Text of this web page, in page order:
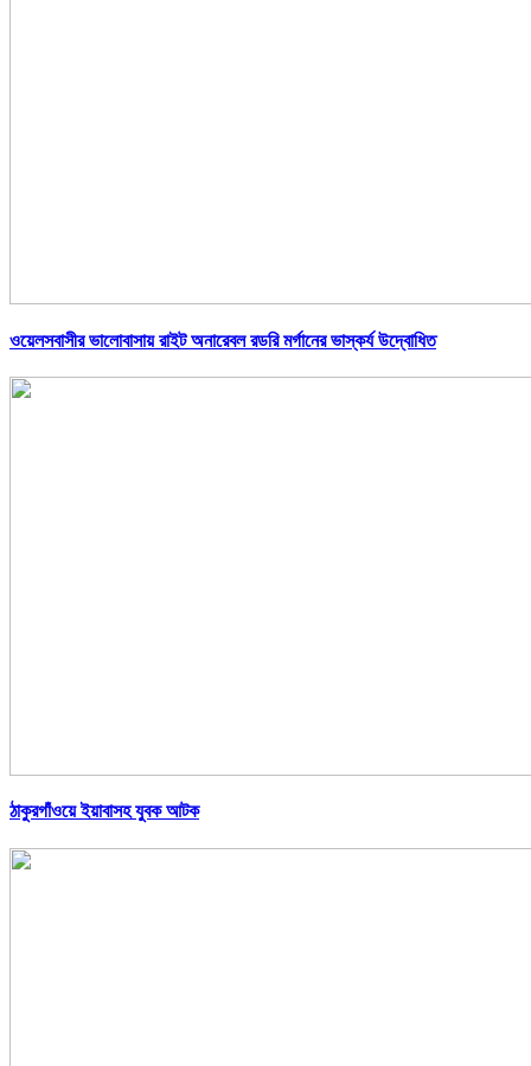
ওয়েলসবাসীর ভালোবাসায় রাইট অনারেবল রডরি মর্গানের ভাস্কর্য উদ্বোধিত
ঠাকুরগাঁওয়ে ইয়াবাসহ যুবক আটক